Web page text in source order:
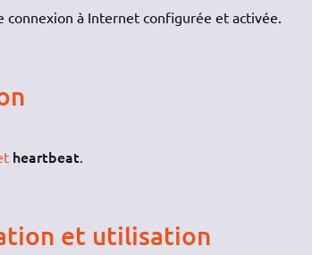
connexion à Internet configurée et activée.
heartbeat.
et utilisation